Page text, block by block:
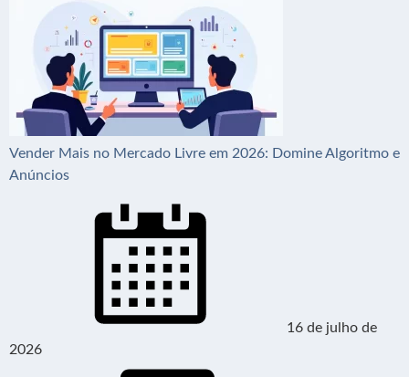
Vender Mais no Mercado Livre em 2026: Domine Algoritmo e
Anúncios
16 de julho de
2026